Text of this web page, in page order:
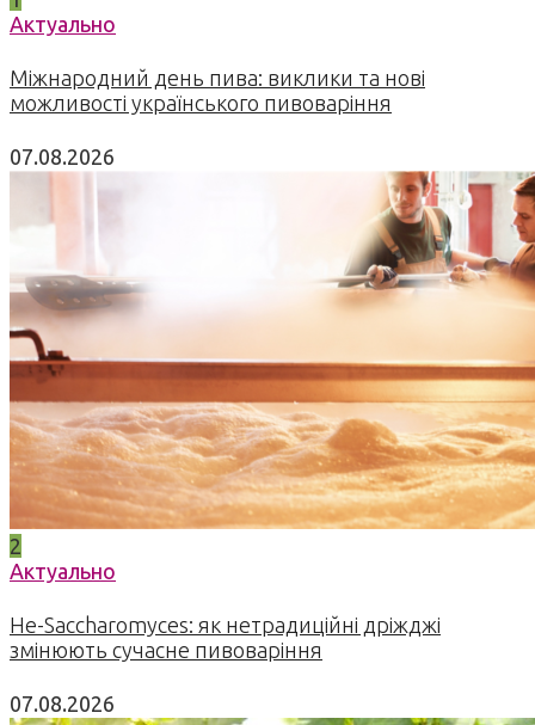
Актуально
Міжнародний день пива: виклики та нові
можливості українського пивоваріння
07.08.2026
2
Актуально
Не-Saccharomyces: як нетрадиційні дріжджі
змінюють сучасне пивоваріння
07.08.2026